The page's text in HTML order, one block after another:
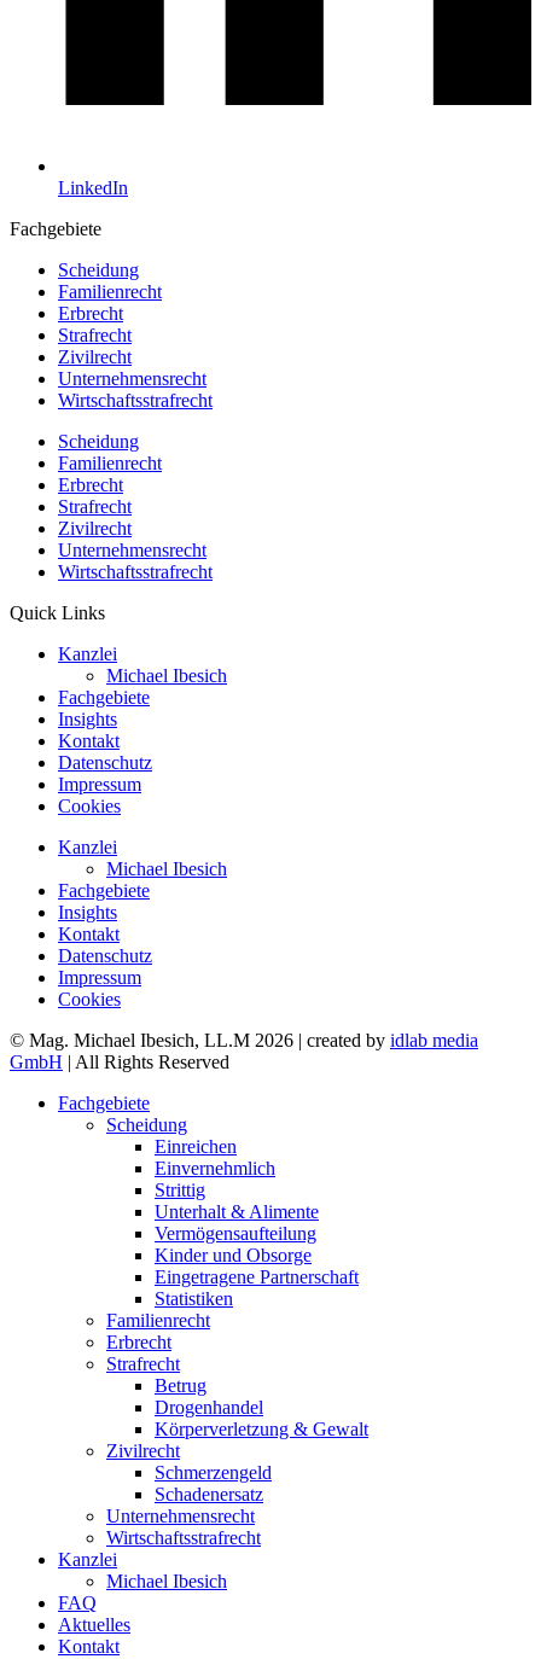
LinkedIn
Fachgebiete
Scheidung
Familienrecht
Erbrecht
Strafrecht
Zivilrecht
Unternehmensrecht
Wirtschaftsstrafrecht
Scheidung
Familienrecht
Erbrecht
Strafrecht
Zivilrecht
Unternehmensrecht
Wirtschaftsstrafrecht
Quick Links
Kanzlei
Michael Ibesich
Fachgebiete
Insights
Kontakt
Datenschutz
Impressum
Cookies
Kanzlei
Michael Ibesich
Fachgebiete
Insights
Kontakt
Datenschutz
Impressum
Cookies
© Mag. Michael Ibesich, LL.M 2026 | created by idlab media
GmbH | All Rights Reserved
Fachgebiete
Scheidung
Einreichen
Einvernehmlich
Strittig
Unterhalt & Alimente
Vermögensaufteilung
Kinder und Obsorge
Eingetragene Partnerschaft
Statistiken
Familienrecht
Erbrecht
Strafrecht
Betrug
Drogenhandel
Körperverletzung & Gewalt
Zivilrecht
Schmerzengeld
Schadenersatz
Unternehmensrecht
Wirtschaftsstrafrecht
Kanzlei
Michael Ibesich
FAQ
Aktuelles
Kontakt